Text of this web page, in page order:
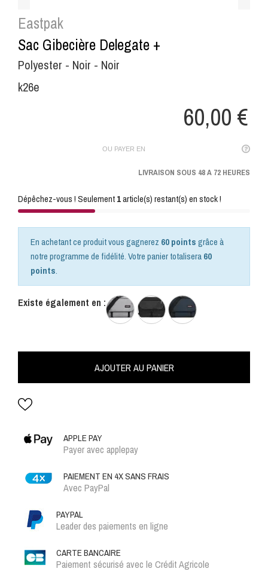
Eastpak
Sac Gibecière Delegate +
Polyester - Noir - Noir
k26e
60,00 €
OU PAYER EN
LIVRAISON SOUS 48 A 72 HEURES
Dépêchez-vous ! Seulement1article(s) restant(s) en stock !
En achetant ce produit vous gagnerez 60 pointsgrâce à
notre programme de fidélité. Votre panier totalisera60
points.
Existe également en :
AJOUTER AU PANIER
APPLE PAY
Payer avec applepay
PAIEMENT EN 4X SANS FRAIS
Avec PayPal
PAYPAL
Leader des paiements en ligne
CARTE BANCAIRE
Paiement sécurisé avec le Crédit Agricole